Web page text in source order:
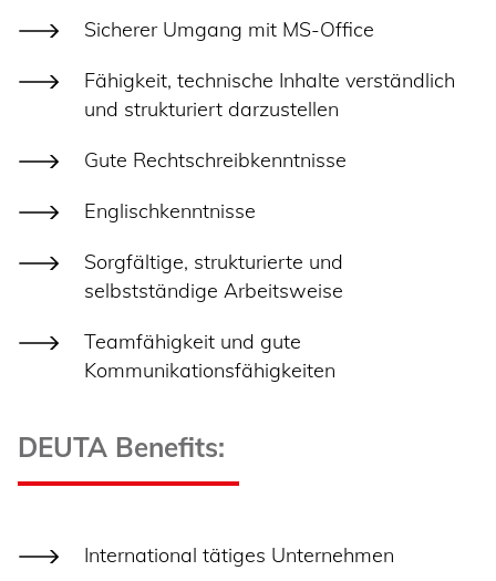
Sicherer Umgang mit MS-Office
Fähigkeit, technische Inhalte verständlich
und strukturiert darzustellen
Gute Rechtschreibkenntnisse
Englischkenntnisse
Sorgfältige, strukturierte und
selbstständige Arbeitsweise
Teamfähigkeit und gute
Kommunikationsfähigkeiten
DEUTA Benefits:
International tätiges Unternehmen